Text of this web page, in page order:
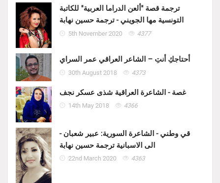
ترجمة قصة "ألعن الدراما العربية" للكاتبة
التونسية مها الجويني - ترجمة حسين نهابة
5th November 2020 4377
أحتاجكِ أنتِ – الشاعر العراقي عمر السراي
30th August 2018 4373
غصة - الشاعرة العراقية شذى عسكر نجف
14th May 2018 4366
قي وطني - الشاعرة السورية: عبير شعبان -
الى الاسبانية ترجمة حسين نهابة
22nd March 2020 4363